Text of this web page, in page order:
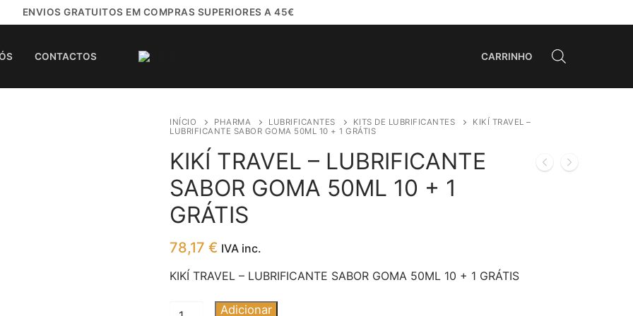
ENVIOS GRATUITOS EM COMPRAS SUPERIORES A 45€
CONTACTOS CARRINHO
INÍCIO PHARMA LUBRIFICANTES KITS DE LUBRIFICANTES
KIKÍ TRAVEL –
LUBRIFICANTE SABOR GOMA 50ML 10 + 1 GRÁTIS
KIKÍ TRAVEL – LUBRIFICANTE
SABOR GOMA 50ML 10 + 1
GRÁTIS
78,17 € IVA inc.
KIKÍ TRAVEL – LUBRIFICANTE SABOR GOMA 50ML 10 + 1 GRÁTIS
QuantidadeAdicionar